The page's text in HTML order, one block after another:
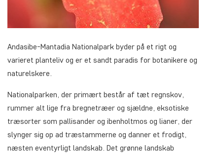
Andasibe-Mantadia Nationalpark byder på et rigt og
varieret planteliv og er et sandt paradis for botanikere og
naturelskere.
Nationalparken, der primært består af tæt regnskov,
rummer alt lige fra bregnetræer og sjældne, eksotiske
træsorter som pallisander og ibenholtmos og lianer, der
slynger sig op ad træstammerne og danner et frodigt,
næsten eventyrligt landskab. Det grønne landskab